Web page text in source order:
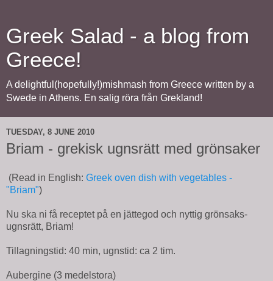
Greek Salad - a blog from
Greece!
A delightful(hopefully!)mishmash from Greece written by a
Swede in Athens. En salig röra från Grekland!
TUESDAY, 8 JUNE 2010
Briam - grekisk ugnsrätt med grönsaker
(Read in English: Greek oven dish with vegetables -
"Briam")
Nu ska ni få receptet på en jättegod och nyttig grönsaks-
ugnsrätt, Briam!
Tillagningstid: 40 min, ugnstid: ca 2 tim.
Aubergine (3 medelstora)